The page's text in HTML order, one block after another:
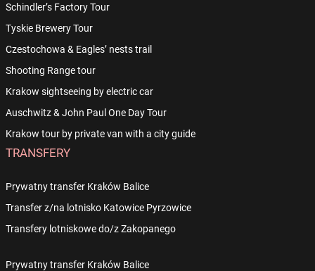
Schindler’s Factory Tour
Tyskie Brewery Tour
Czestochowa & Eagles’ nests trail
Shooting Range tour
Krakow sightseeing by electric car
Auschwitz & John Paul One Day Tour
Krakow tour by private van with a city guide
TRANSFERY
Prywatny transfer Kraków Balice
Transfer z/na lotnisko Katowice Pyrzowice
Transfery lotniskowe do/z Zakopanego
Prywatny transfer Kraków Balice